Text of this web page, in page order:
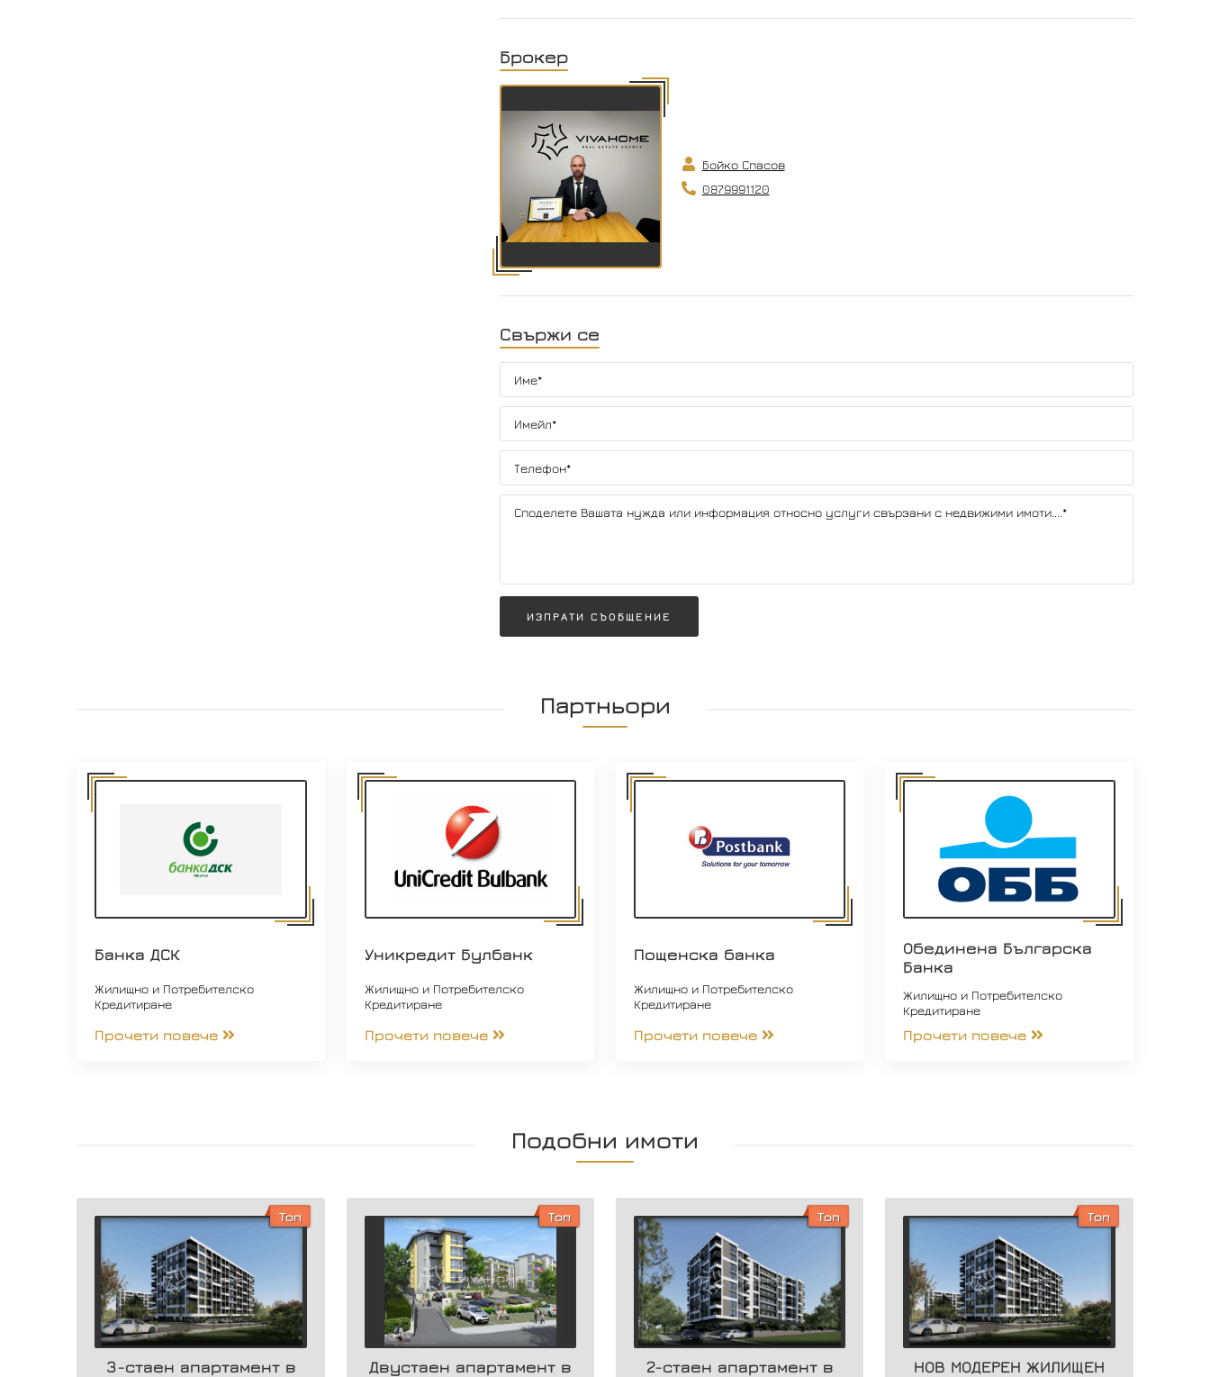
Брокер
Бойко Спасов
0879991120
Свържи се
ИЗПРАТИ СЪОБЩЕНИЕ
Партньори
Банка ДСК
Жилищно и Потребителско
Кредитиране
Прочети повече
Уникредит Булбанк
Жилищно и Потребителско
Кредитиране
Прочети повече
Пощенска банка
Жилищно и Потребителско
Кредитиране
Прочети повече
Обединена Българска
Банка
Жилищно и Потребителско
Кредитиране
Прочети повече
Подобни имоти
Топ
3-стаен апартамент в
Топ
Двустаен апартамент в
Топ
2-стаен апартамент в
Топ
НОВ МОДЕРЕН ЖИЛИЩЕН